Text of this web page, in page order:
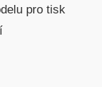
pro tisk